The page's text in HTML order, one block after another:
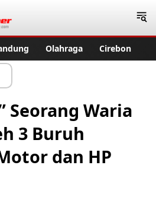
Olahraga Cirebon
Seorang Waria
3 Buruh
dan HP